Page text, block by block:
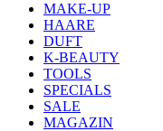
MAKE-UP
HAARE
DUFT
K-BEAUTY
TOOLS
SPECIALS
SALE
MAGAZIN